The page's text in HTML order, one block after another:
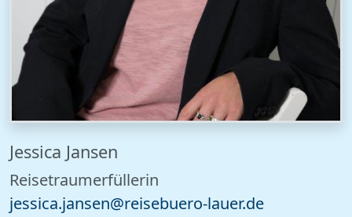
Jessica Jansen
Reisetraumerfüllerin
jessica.jansen@reisebuero-lauer.de